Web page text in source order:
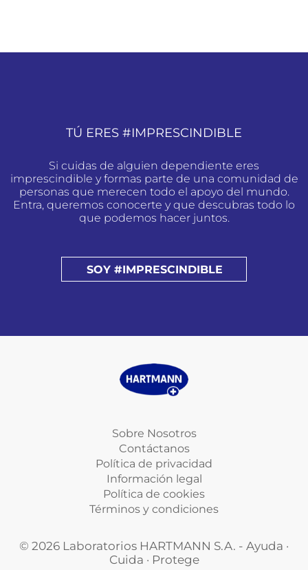
TÚ ERES #IMPRESCINDIBLE
Si cuidas de alguien dependiente eres
imprescindible y formas parte de una comunidad de
personas que merecen todo el apoyo del mundo.
Entra, queremos conocerte y que descubras todo lo
que podemos hacer juntos.
SOY #IMPRESCINDIBLE
Sobre Nosotros
Contáctanos
Política de privacidad
Información legal
Política de cookies
Términos y condiciones
© 2026 Laboratorios HARTMANN S.A. - Ayuda ·
Cuida · Protege